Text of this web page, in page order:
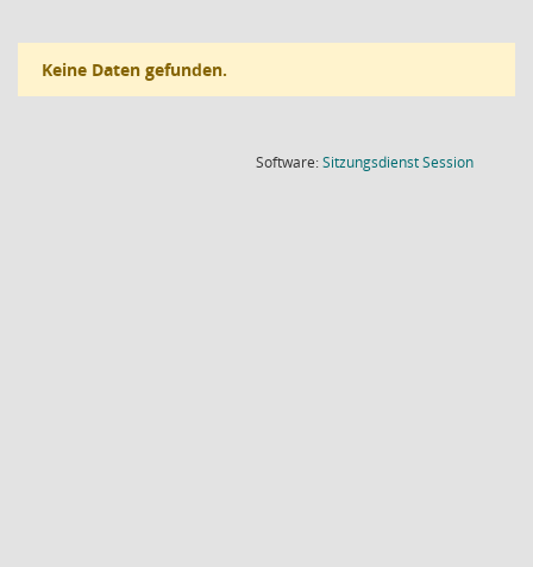
Keine Daten gefunden.
Software:SitzungsdienstSession(Wird in